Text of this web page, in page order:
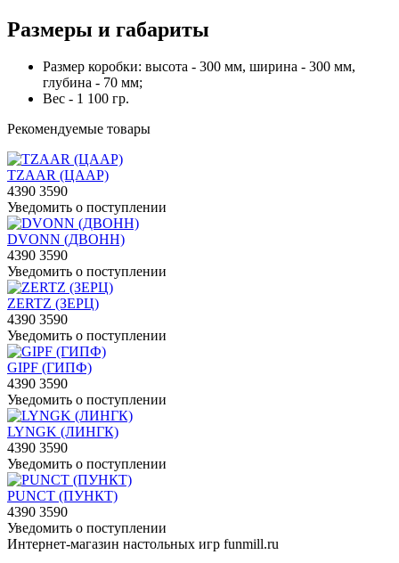
Размеры и габариты
Размер коробки: высота - 300 мм, ширина - 300 мм,
глубина - 70 мм;
Вес - 1 100 гр.
Рекомендуемые товары
TZAAR (ЦААР)
4390 3590
Уведомить о поступлении
DVONN (ДВОНН)
4390 3590
Уведомить о поступлении
ZERTZ (ЗЕРЦ)
4390 3590
Уведомить о поступлении
GIPF (ГИПФ)
4390 3590
Уведомить о поступлении
LYNGK (ЛИНГК)
4390 3590
Уведомить о поступлении
PUNCT (ПУНКТ)
4390 3590
Уведомить о поступлении
Интернет-магазин настольных игр funmill.ru